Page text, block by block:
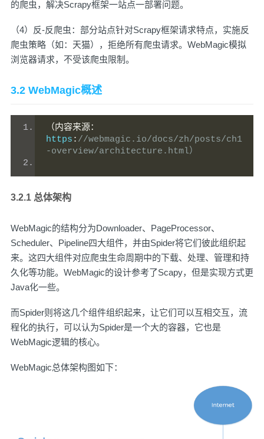
的爬虫，解决Scrapy框架一站点一部署问题。
（4）反-反爬虫：部分站点针对Scrapy框架请求特点，实施反
爬虫策略（如：天猫），拒绝所有爬虫请求。WebMagic模拟
浏览器请求，不受该爬虫限制。
3.2 WebMagic概述
（内容来源：
https : //webmagic.io/docs/zh/posts/ch1
-overview/architecture.html）
3.2.1 总体架构
WebMagic的结构分为Downloader、PageProcessor、
Scheduler、Pipeline四大组件，并由Spider将它们彼此组织起
来。这四大组件对应爬虫生命周期中的下载、处理、管理和持
久化等功能。WebMagic的设计参考了Scapy，但是实现方式更
Java化一些。
而Spider则将这几个组件组织起来，让它们可以互相交互，流
程化的执行，可以认为Spider是一个大的容器，它也是
WebMagic逻辑的核心。
WebMagic总体架构图如下：